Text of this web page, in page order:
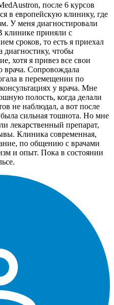
после 6 курсов
в европейскую клинику, где
У меня диагностировали
клинике приняли с
сроков, то есть я приехал
диагностику, чтобы
хотя я привез все свои
врача. Сопровождала
в перемещении по
у врача. Мне
полость, когда делали
не наблюдал, а вот после
сильная тошнота. Но мне
лекарственный препарат,
Клиника современная,
по общению с врачами
и опыт. Пока в состоянии